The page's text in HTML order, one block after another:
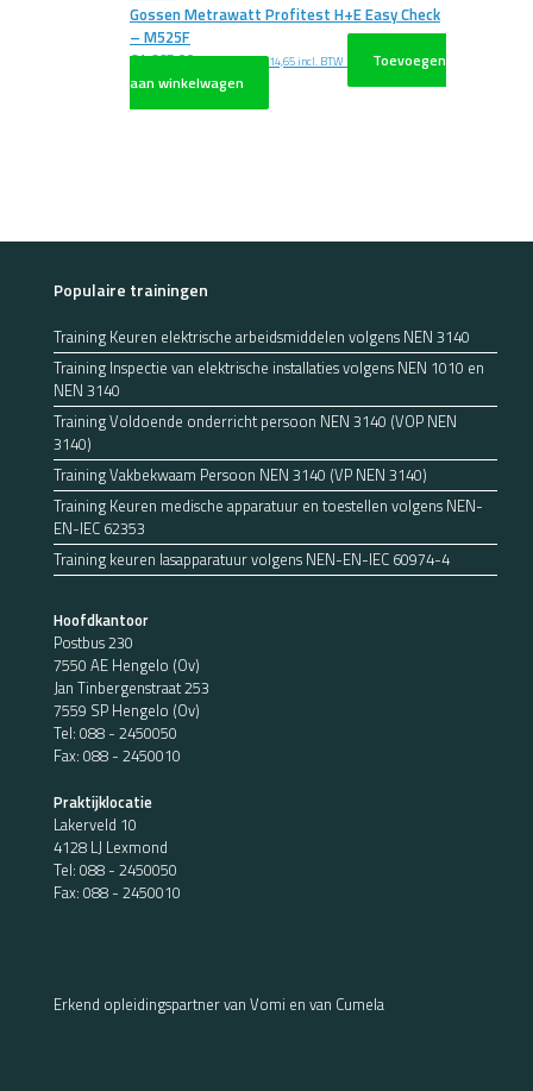
Gossen Metrawatt Profitest H+E Easy Check
– M525F
€1.665,00 excl. BTW€2.014,65 incl. BTW
Toevoegen
aan winkelwagen
Populaire trainingen
Training Keuren elektrische arbeidsmiddelen volgens NEN 3140
Training Inspectie van elektrische installaties volgens NEN 1010 en
NEN 3140
Training Voldoende onderricht persoon NEN 3140 (VOP NEN
3140)
Training Vakbekwaam Persoon NEN 3140 (VP NEN 3140)
Training Keuren medische apparatuur en toestellen volgens NEN-
EN-IEC 62353
Training keuren lasapparatuur volgens NEN-EN-IEC 60974-4
Hoofdkantoor
Postbus 230
7550 AE Hengelo (Ov)
Jan Tinbergenstraat 253
7559 SP Hengelo (Ov)
Tel: 088 - 2450050
Fax: 088 - 2450010
Praktijklocatie
Lakerveld 10
4128 LJ Lexmond
Tel: 088 - 2450050
Fax: 088 - 2450010
Erkend opleidingspartner van Vomi en van Cumela